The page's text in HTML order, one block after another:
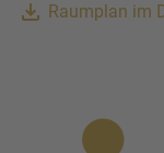
Raumplan im